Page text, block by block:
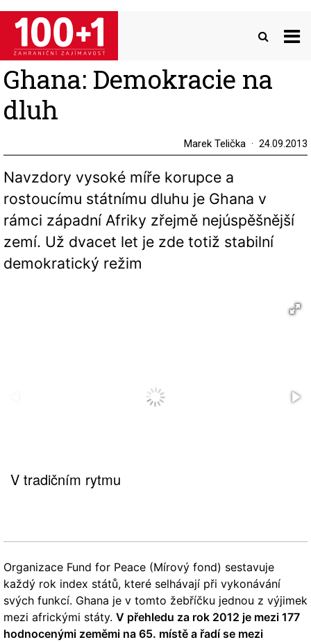
Přejít
hlavnímu
obsahu
Ghana: Demokracie na
dluh
Marek Telička 24.09.2013
Navzdory vysoké míře korupce a
rostoucímu státnímu dluhu je Ghana v
rámci západní Afriky zřejmě nejúspěšnější
zemí. Už dvacet let je zde totiž stabilní
demokratický režim
V tradičním rytmu
Organizace Fund for Peace (Mírový fond) sestavuje
každý rok index států, které selhávají při vykonávání
svých funkcí. Ghana je v tomto žebříčku jednou z výjimek
mezi africkými státy. V přehledu za rok 2012 je mezi 177
hodnocenými zeměmi na 65. místě a řadí se mezi